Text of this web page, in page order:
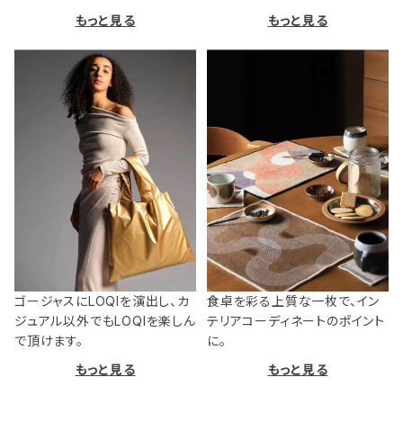
もっと見る
もっと見る
ゴージャスにLOQIを演出し、カ
ジュアル以外でもLOQIを楽しん
で頂けます。
もっと見る
食卓を彩る上質な一枚で、イン
テリアコーディネートのポイント
に。
もっと見る